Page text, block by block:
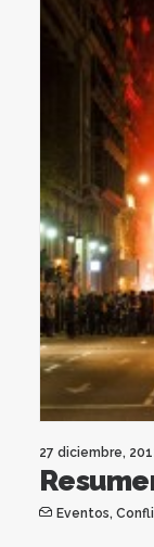
27 diciembre,
Eventos,